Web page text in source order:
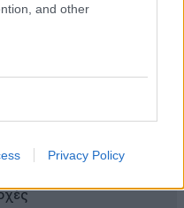
and other
Privacy Policy